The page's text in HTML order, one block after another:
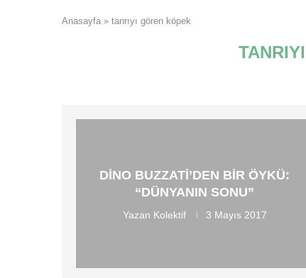
Anasayfa » tanrıyı gören köpek
DINO BUZZATI’DEN BIR ÖYKÜ:
“DÜNYANIN SONU”
Yazan Kolektif 3 Mayıs 2017